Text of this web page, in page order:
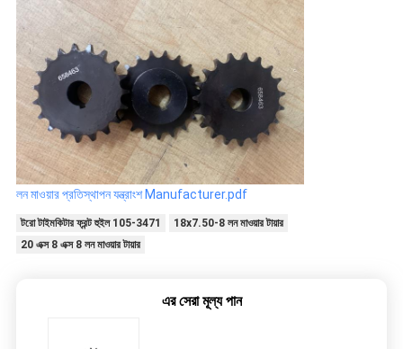
লন মাওয়ার প্রতিস্থাপন যন্ত্রাংশ Manufacturer.pdf
টরো টাইমকিটার ফ্রন্ট হুইল 105-3471
18x7.50-8 লন মাওয়ার টায়ার
20 এক্স 8 এক্স 8 লন মাওয়ার টায়ার
এর সেরা মূল্য পান